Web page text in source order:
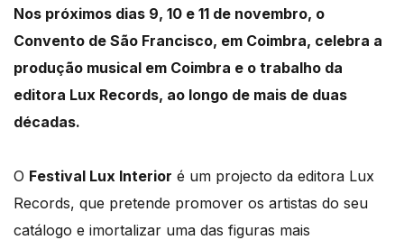
Nos próximos dias 9, 10 e 11 de novembro, o
Convento de São Francisco, em Coimbra, celebra a
produção musical em Coimbra e o trabalho da
editora Lux Records, ao longo de mais de duas
décadas.
O Festival Lux Interior é um projecto da editora Lux
Records, que pretende promover os artistas do seu
catálogo e imortalizar uma das figuras mais